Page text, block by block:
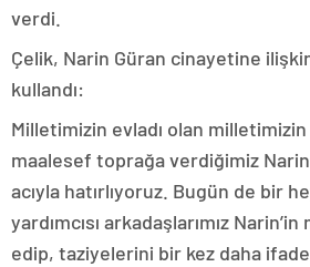
verdi.
Çelik, Narin Güran cinayetine
kullandı:
Milletimizin evladı olan milletimizin
maalesef toprağa verdiğimiz Narin
acıyla hatırlıyoruz. Bugün de bir
yardımcısı arkadaşlarımız
edip, taziyelerini bir kez daha